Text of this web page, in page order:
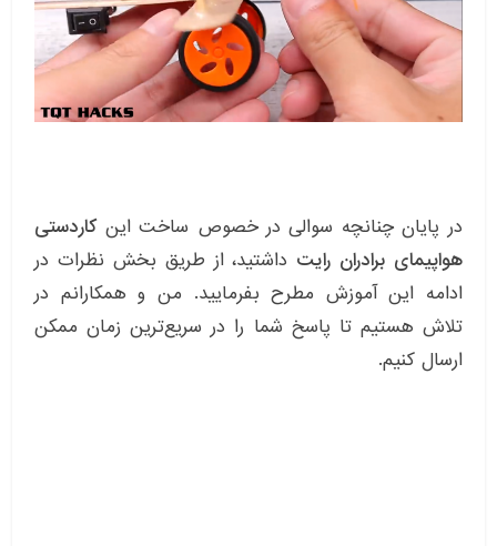
در پایان چنانچه سوالی در خصوص ساخت این کاردستی
هواپیمای برادران رایت داشتید، از طریق بخش نظرات در
ادامه این آموزش مطرح بفرمایید. من و همکارانم در
تلاش هستیم تا پاسخ شما را در سریع‌ترین زمان ممکن
ارسال کنیم.